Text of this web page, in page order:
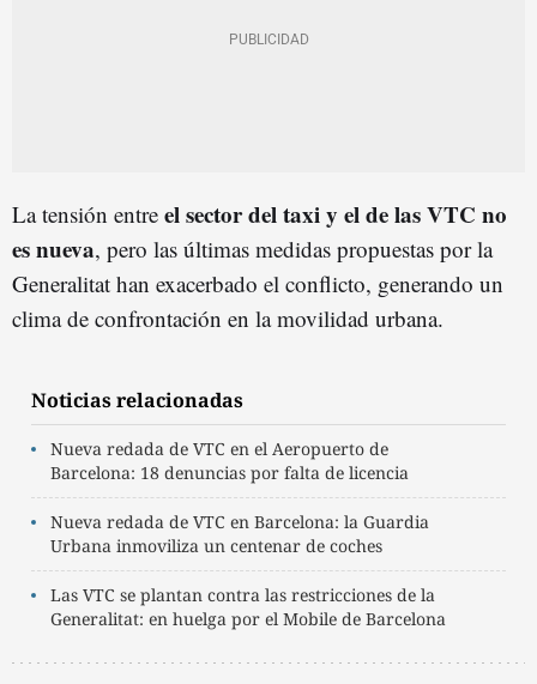
La tensión entre el sector del taxi y el de las VTC no
es nueva, pero las últimas medidas propuestas por la
Generalitat han exacerbado el conflicto, generando un
clima de confrontación en la movilidad urbana.
Noticias relacionadas
Nueva redada de VTC en el Aeropuerto de
Barcelona: 18 denuncias por falta de licencia
Nueva redada de VTC en Barcelona: la Guardia
Urbana inmoviliza un centenar de coches
Las VTC se plantan contra las restricciones de la
Generalitat: en huelga por el Mobile de Barcelona